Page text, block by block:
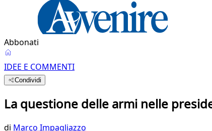
Abbonati
IDEE E COMMENTI
Condividi
La questione delle armi nelle
di Marco Impagliazzo